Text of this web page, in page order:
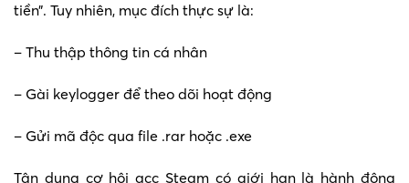
tiền”. Tuy nhiên, mục đích thực sự là:
– Thu thập thông tin cá nhân
– Gài keylogger để theo dõi hoạt động
– Gửi mã độc qua file .rar hoặc .exe
Tận dụng cơ hội acc Steam có giới hạn là hành động